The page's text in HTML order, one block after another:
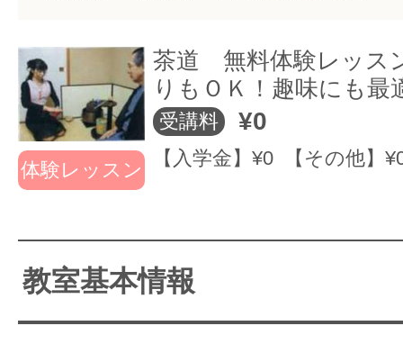
お仕事をされている方も、そうで
やすい様に、入校随時のフリータ
なっております。詳細はお問い合
体験レッスン
茶道 無料体験レッス
りもＯＫ！趣味にも最
受講料 ¥0
【入学金】¥0 【その他】
教室基本情報